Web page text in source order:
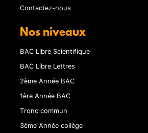
Contactez-nous
Nos niveaux
BAC Libre Scientifique
BAC Libre Lettres
2ème Année BAC
1ère Année BAC
Tronc commun
3ème Année collège